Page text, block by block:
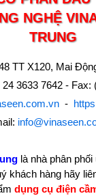
NGHỆ
TRUNG
TT X120, Mai
24 3633 7642 - Fax:
-
là nhà phân
khách hàng hãy
dụng cụ điện